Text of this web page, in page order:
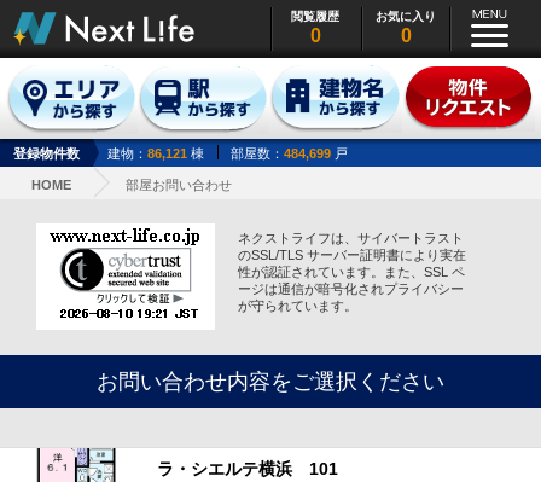
閲覧履歴
0
お気に入り
0
登録物件数 建物： 86,121 棟 部屋数： 484,699 戸
HOME 部屋お問い合わせ
ネクストライフは、サイバートラスト
のSSL/TLS サーバー証明書により実在
性が認証されています。また、SSL ペ
ージは通信が暗号化されプライバシー
が守られています。
お問い合わせ内容をご選択ください
ラ・シエルテ横浜 101